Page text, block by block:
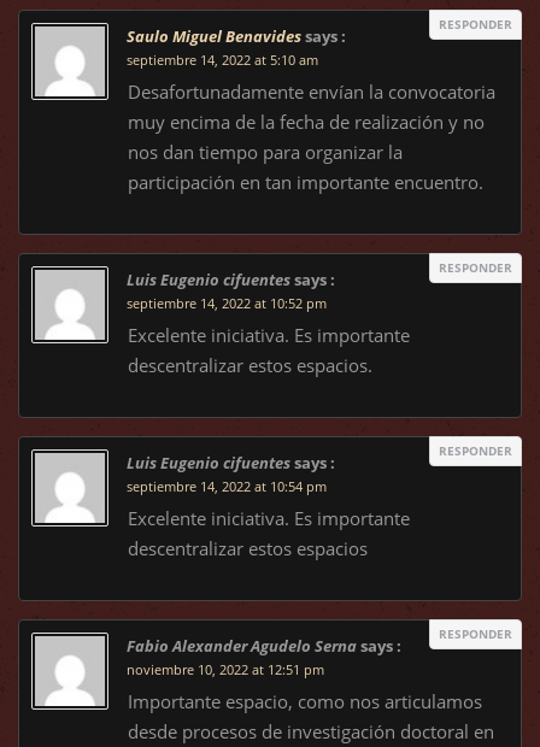
Saulo Miguel Benavidessays :
RESPONDER
septiembre 14, 2022 at 5:10 am
Desafortunadamente envían la convocatoria
muy encima de la fecha de realización y no
nos dan tiempo para organizar la
participación en tan importante encuentro.
Luis Eugenio cifuentessays :
RESPONDER
septiembre 14, 2022 at 10:52 pm
Excelente iniciativa. Es importante
descentralizar estos espacios.
Luis Eugenio cifuentessays :
RESPONDER
septiembre 14, 2022 at 10:54 pm
Excelente iniciativa. Es importante
descentralizar estos espacios
Fabio Alexander Agudelo Sernasays :
RESPONDER
noviembre 10, 2022 at 12:51 pm
Importante espacio, como nos articulamos
desde procesos de investigación doctoral en